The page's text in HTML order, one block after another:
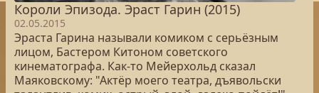
Короли Эпизода. Эраст Гарин (2015)
02.05.2015
Эраста Гарина называли комиком с серьёзным
лицом, Бастером Китоном советского
кинематографа. Как-то Мейерхольд сказал
Маяковскому: "Актёр моего театра, дъявольски